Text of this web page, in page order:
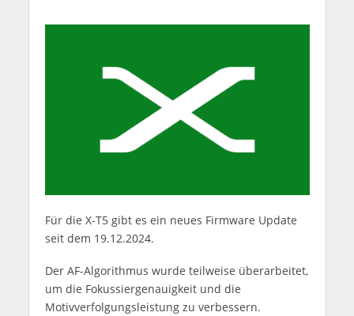
Für die X-T5 gibt es ein neues Firmware Update
seit dem 19.12.2024.
Der AF-Algorithmus wurde teilweise überarbeitet,
um die Fokussiergenauigkeit und die
Motivverfolgungsleistung zu verbessern.